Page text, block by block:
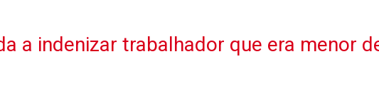
a indenizar trabalhador que era menor